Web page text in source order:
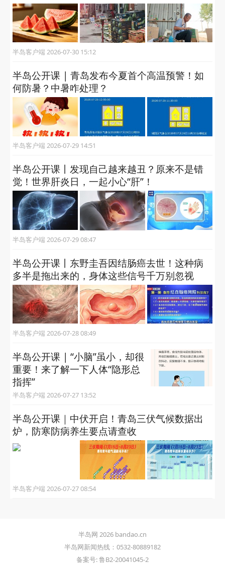
半岛客户端 2026-07-30 15:12
半岛公开课 | 青岛发布今夏首个高温预警！如
何防暑？中暑咋处理？
半岛客户端 2026-07-29 14:51
半岛公开课丨发现自己越来越丑？原来不是错
觉！世界肝炎日，一起小心“肝”！
半岛客户端 2026-07-29 08:47
半岛公开课丨东野圭吾因结肠癌去世！这种病
多半是拖出来的，身体这些信号千万别忽视
半岛客户端 2026-07-28 08:49
半岛公开课 | “小脑”虽小，却很
重要！来了解一下人体“隐形总
指挥”
半岛客户端 2026-07-27 13:52
半岛公开课｜中伏开启！青岛三伏气候数据出
炉，防寒防病养生要点请查收
半岛客户端 2026-07-27 08:54
半岛网 2026 bandao.cn
半岛网新闻热线：0532-80889182
备案号: 鲁B2-20041045-2